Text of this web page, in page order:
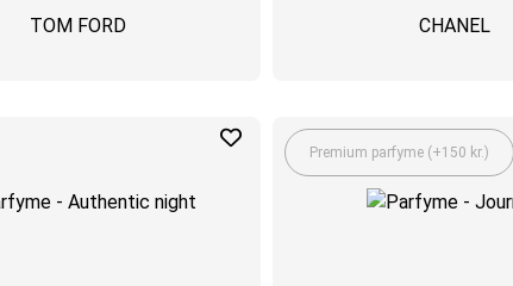
TOM FORD CHANEL
Premium parfyme (+150 kr.)